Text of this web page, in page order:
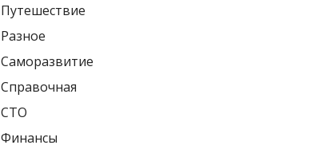
Путешествие
Разное
Саморазвитие
Справочная
СТО
Финансы